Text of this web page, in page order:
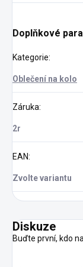
Doplňkové
Kategorie:
Oblečení na kolo
Záruka:
2r
EAN:
Zvolte variantu
Diskuze
Buďte první, kdo